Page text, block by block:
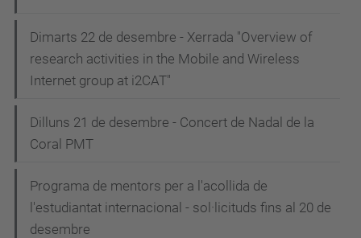
Dimarts 22 de desembre - Xerrada "Overview of
research activities in the Mobile and Wireless
Internet group at i2CAT"
Dilluns 21 de desembre - Concert de Nadal de la
Coral PMT
Programa de mentors per a l'acollida de
l'estudiantat internacional - sol·licituds fins al 20 de
desembre